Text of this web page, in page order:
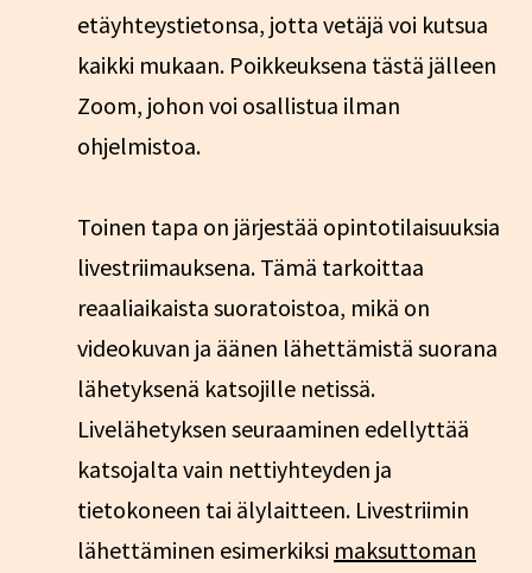
etäyhteystietonsa, jotta vetäjä voi kutsua
kaikki mukaan. Poikkeuksena tästä jälleen
Zoom, johon voi osallistua ilman
ohjelmistoa.
Toinen tapa on järjestää opintotilaisuuksia
livestriimauksena. Tämä tarkoittaa
reaaliaikaista suoratoistoa, mikä on
videokuvan ja äänen lähettämistä suorana
lähetyksenä katsojille netissä.
Livelähetyksen seuraaminen edellyttää
katsojalta vain nettiyhteyden ja
tietokoneen tai älylaitteen. Livestriimin
lähettäminen esimerkiksi maksuttoman